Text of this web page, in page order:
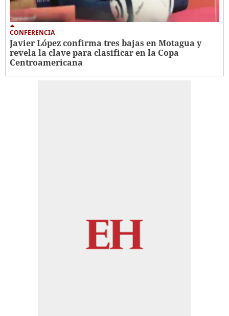
CONFERENCIA
Javier López confirma tres bajas en Motagua y
revela la clave para clasificar en la Copa
Centroamericana